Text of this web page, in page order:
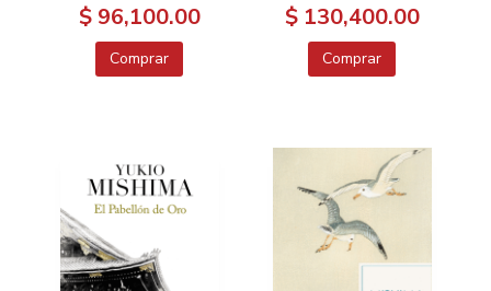
$ 96,100.00
Comprar
$ 130,400.00
Comprar